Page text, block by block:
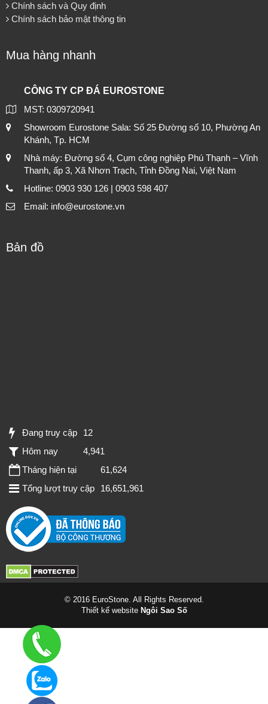
Chính sách và Quy định
Chính sách bảo mật thông tin
Mua hàng nhanh
CÔNG TY CP ĐÁ EUROSTONE
MST: 0309720941
Showroom Eurostone Sala: Số 25 Đường số 10, Phường An
Khánh, Tp. HCM
Nhà máy: Đường số 4, Cụm công nghiệp Phú Thạnh – Vĩnh
Thanh, ấp 3, Xã Nhơn Trạch, Tỉnh Đồng Nai, Việt Nam
Hotline: 0903 930 126 | 0903 598 407
Email: info@eurostone.vn
Bản đồ
Đang truy cập
12
Hôm nay
4,941
Tháng hiện tại
61,624
Tổng lượt truy cập
16,651,961
© 2016 EuroStone. All Rights Reserved.
Thiết kế website Ngôi Sao Số